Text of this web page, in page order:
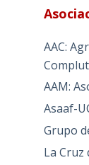
AAC:
AAM:
Asaaf-
Grupo
La Cruz